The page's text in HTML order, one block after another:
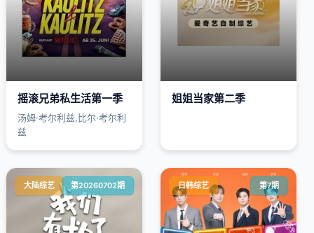
摇滚兄弟私生活第一季
汤姆·考尔利兹,比尔·考尔利
兹
姐姐当家第二季
大陆综艺 第20260702期 日韩综艺 第7期